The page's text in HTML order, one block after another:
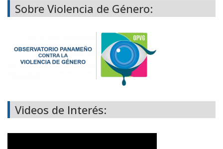
Sobre Violencia de Género:
Videos de Interés: